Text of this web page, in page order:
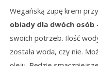
Wegańską zupę krem
obiady dla dwóch osób
swoich potrzeb. Ilość
została woda, czy nie.